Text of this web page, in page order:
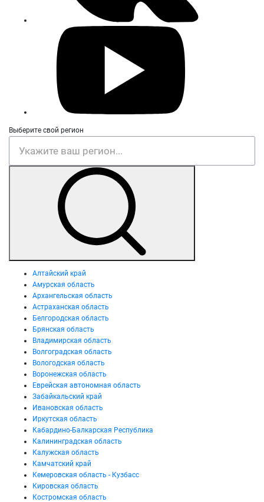
Выберите свой регион
Алтайский край
Амурская область
Архангельская область
Астраханская область
Белгородская область
Брянская область
Владимирская область
Волгоградская область
Вологодская область
Воронежская область
Еврейская автономная область
Забайкальский край
Ивановская область
Иркутская область
Кабардино-Балкарская Республика
Калининградская область
Калужская область
Камчатский край
Кемеровская область - Кузбасс
Кировская область
Костромская область